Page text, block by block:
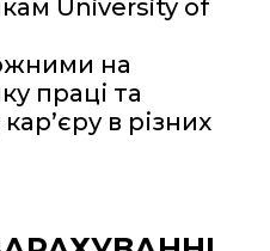
University of
на
праці та
в різних